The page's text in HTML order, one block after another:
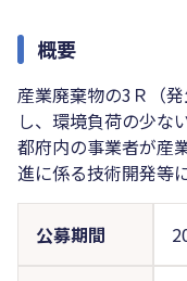
概要
産業廃棄物の3Ｒ（
し、環境負荷の少な
都府内の事業者が産
進に係る技術開発等
公募期間